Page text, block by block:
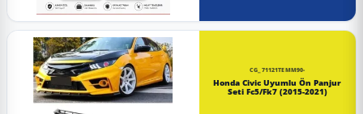
CG_71121TEMM90-
Honda Civic Uyumlu Ön Panjur
Seti Fc5/Fk7 (2015-2021)